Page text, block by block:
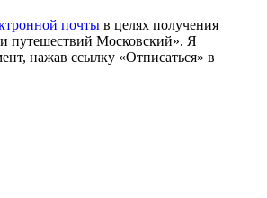
почты в целях получения
путешествий Московский». Я
нажав ссылку «Отписаться» в